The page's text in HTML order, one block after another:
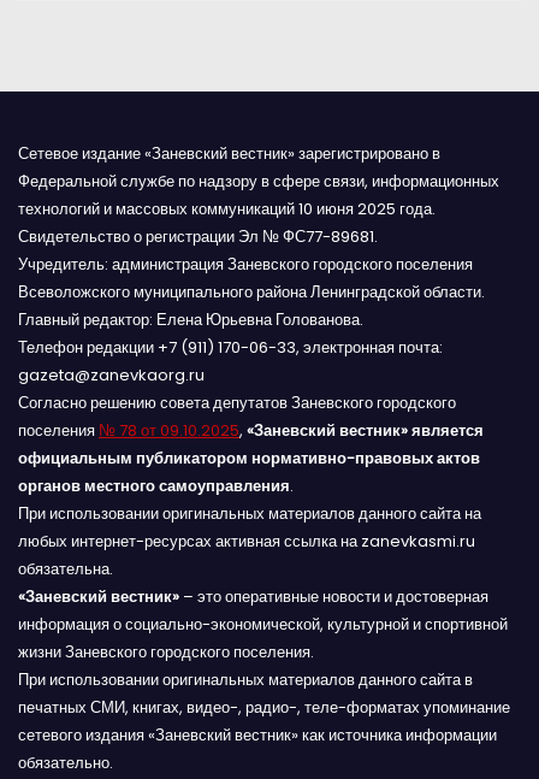
Сетевое издание «Заневский вестник» зарегистрировано в
Федеральной службе по надзору в сфере связи, информационных
технологий и массовых коммуникаций 10 июня 2025 года.
Свидетельство о регистрации Эл № ФС77-89681.
Учредитель: администрация Заневского городского поселения
Всеволожского муниципального района Ленинградской области.
Главный редактор: Елена Юрьевна Голованова.
Телефон редакции +7 (911) 170-06-33, электронная почта:
gazeta@zanevkaorg.ru
Согласно решению совета депутатов Заневского городского
поселения № 78 от 09.10.2025, «Заневский вестник» является
официальным публикатором нормативно-правовых актов
органов местного самоуправления.
При использовании оригинальных материалов данного сайта на
любых интернет-ресурсах активная ссылка на zanevkasmi.ru
обязательна.
«Заневский вестник» – это оперативные новости и достоверная
информация о социально-экономической, культурной и спортивной
жизни Заневского городского поселения.
При использовании оригинальных материалов данного сайта в
печатных СМИ, книгах, видео-, радио-, теле-форматах упоминание
сетевого издания «Заневский вестник» как источника информации
обязательно.